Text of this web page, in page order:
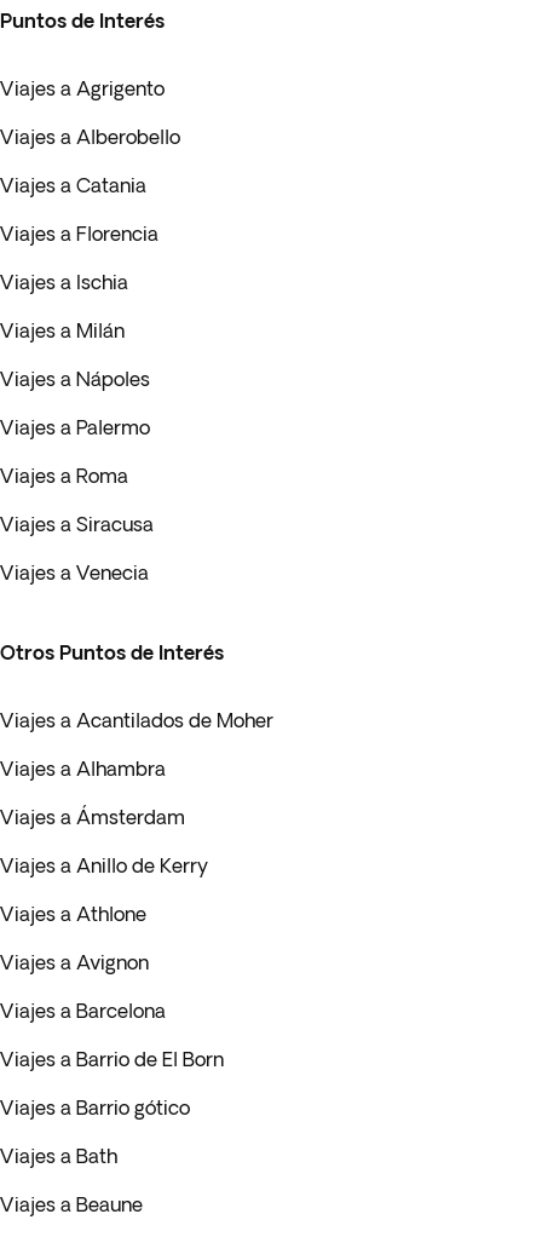
Puntos de Interés
Viajes a Agrigento
Viajes a Alberobello
Viajes a Catania
Viajes a Florencia
Viajes a Ischia
Viajes a Milán
Viajes a Nápoles
Viajes a Palermo
Viajes a Roma
Viajes a Siracusa
Viajes a Venecia
Otros Puntos de Interés
Viajes a Acantilados de Moher
Viajes a Alhambra
Viajes a Ámsterdam
Viajes a Anillo de Kerry
Viajes a Athlone
Viajes a Avignon
Viajes a Barcelona
Viajes a Barrio de El Born
Viajes a Barrio gótico
Viajes a Bath
Viajes a Beaune